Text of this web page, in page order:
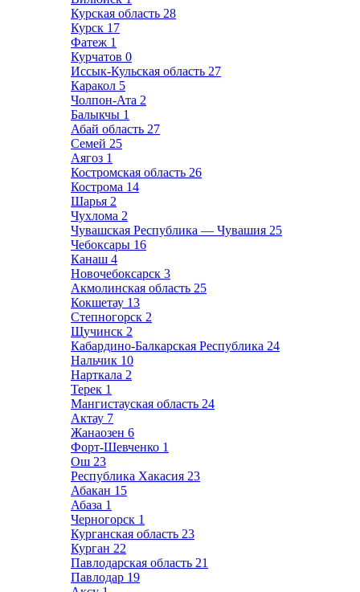
Курская область 28
Курск 17
Фатеж 1
Курчатов 0
Иссык-Кульская область 27
Каракол 5
Чолпон-Ата 2
Балыкчы 1
Абай область 27
Семей 25
Аягоз 1
Костромская область 26
Кострома 14
Шарья 2
Чухлома 2
Чувашская Республика — Чувашия 25
Чебоксары 16
Канаш 4
Новочебоксарск 3
Акмолинская область 25
Кокшетау 13
Степногорск 2
Щучинск 2
Кабардино-Балкарская Республика 24
Нальчик 10
Нарткала 2
Терек 1
Мангистауская область 24
Актау 7
Жанаозен 6
Форт-Шевченко 1
Ош 23
Республика Хакасия 23
Абакан 15
Абаза 1
Черногорск 1
Курганская область 23
Курган 22
Павлодарская область 21
Павлодар 19